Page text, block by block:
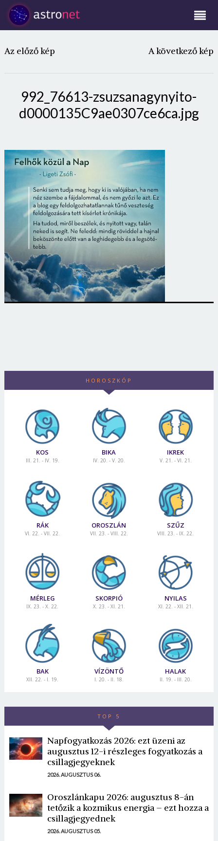
Az előző kép A következő kép
992_76613-zsuzsanagynyito-
d0000135C9ae0307ce6ca.jpg
HOROSZKÓP
KOS
III. 21. - IV. 19.
BIKA
IV. 20. - V. 20.
IKREK
V. 21. - VI. 21.
RÁK
VI. 22. - VII. 22.
OROSZLÁN
VII. 23. - VIII. 22.
SZŰZ
VIII. 23. - IX. 22.
MÉRLEG
IX. 23. - X. 22.
SKORPIÓ
X. 23. - XI. 21.
NYILAS
XI. 22. - XII. 21.
BAK
XII. 22. - I. 19.
VÍZÖNTŐ
I. 20. - II. 18.
HALAK
II. 19. - III. 20.
TOP 5
Napfogyatkozás 2026: ezt üzeni az
augusztus 12-i részleges fogyatkozás a
csillagjegyeknek
2026. AUGUSZTUS 06.
Oroszlánkapu 2026: augusztus 8-án
tetőzik a kozmikus energia – ezt hozza a
csillagjegyednek
2026. AUGUSZTUS 05.